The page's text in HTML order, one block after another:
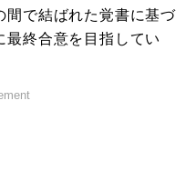
間で結ばれた覚書に基づ
最終合意を目指してい